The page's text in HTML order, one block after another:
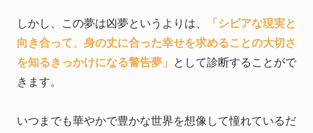
しかし、この夢は凶夢というよりは、
「シビアな現実と
向き合って、身の丈に合った幸せを求めることの大切さ
を知るきっかけになる警告夢」
として診断することがで
きます。
いつまでも華やかで豊かな世界を想像して憧れているだ